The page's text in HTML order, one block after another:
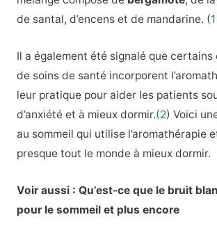
de santal, d’encens et de mandarine. (1
Il a également été signalé que
de soins de santé incorporent
leur pratique pour aider les patients
d’anxiété et à mieux dormir.(2) Voici
au sommeil qui utilise l’aromathérapie
presque tout le monde à mieux dormir.
Voir aussi : Qu’est-ce que le bruit
pour le sommeil et plus encore